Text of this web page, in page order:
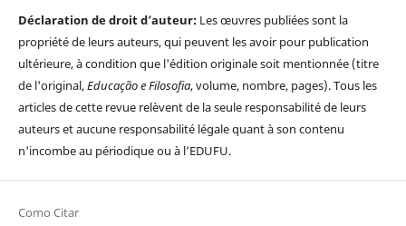
Déclaration de droit d’auteur: Les œuvres publiées sont la
propriété de leurs auteurs, qui peuvent les avoir pour publication
ultérieure, à condition que l'édition originale soit mentionnée (titre
de l'original,Educação e Filosofia, volume, nombre, pages). Tous les
articles de cette revue relèvent de la seule responsabilité de leurs
auteurs et aucune responsabilité légale quant à son contenu
n'incombe au périodique ou à l’EDUFU.
Como Citar